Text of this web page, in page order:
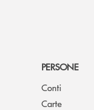
PERSONE
Conti
Carte